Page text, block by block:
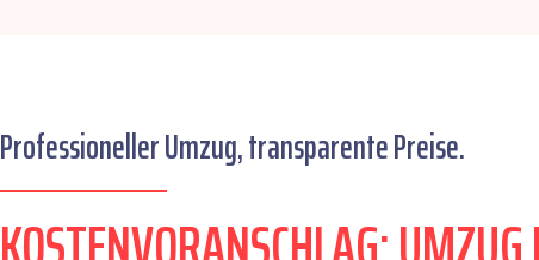
Professioneller Umzug, transparente Preise.